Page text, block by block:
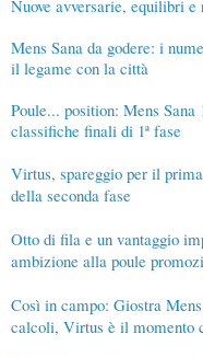
Nuove avversarie, equilibri
Mens Sana da godere: i
il legame con la città
Poule... position: Mens Sana
classifiche finali di 1ª fase
Virtus, spareggio per il
della seconda fase
Otto di fila e un vantaggio
ambizione alla poule
Così in campo: Giostra
calcoli, Virtus è il momento